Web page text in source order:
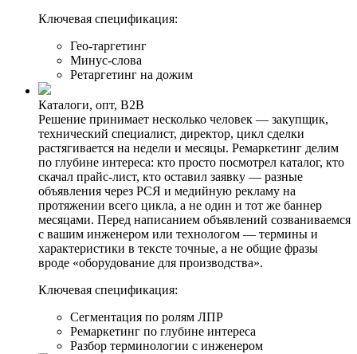
Ключевая спецификация:
Гео-таргетинг
Минус-слова
Ретаргетинг на дожим
Каталоги, опт, B2B
Решение принимает несколько человек — закупщик,
технический специалист, директор, цикл сделки
растягивается на недели и месяцы. Ремаркетинг делим
по глубине интереса: кто просто посмотрел каталог, кто
скачал прайс-лист, кто оставил заявку — разные
объявления через РСЯ и медийную рекламу на
протяжении всего цикла, а не один и тот же баннер
месяцами. Перед написанием объявлений созваниваемся
с вашим инженером или технологом — термины и
характеристики в тексте точные, а не общие фразы
вроде «оборудование для производства».
Ключевая спецификация:
Сегментация по ролям ЛПР
Ремаркетинг по глубине интереса
Разбор терминологии с инженером